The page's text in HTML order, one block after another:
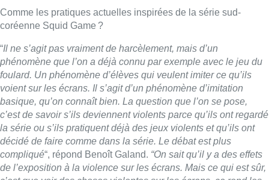
de l’exposition à la violence sur les écrans. Mais ce qui est sûr,
c’est que voir des choses violentes sur les écrans, ça rend les
gens moins empathiques, plus irritables, plus agressifs.”
■ Écouter l’interview de Benoît Galand
, dans Toujours +
d’Actu
Lire aussi :
Survol de Bruxelles: Berchem-
Sainte-Agathe dépose “une action
judiciaire en cessation